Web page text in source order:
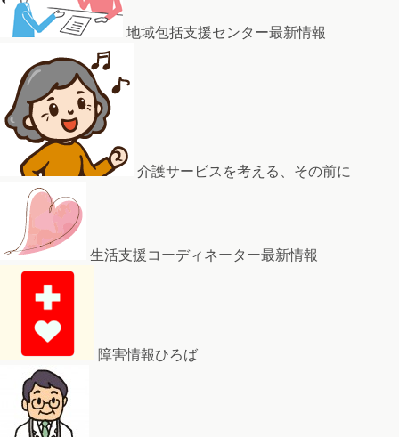
地域包括支援センター最新情報
介護サービスを考える、その前に
生活支援コーディネーター最新情報
障害情報ひろば